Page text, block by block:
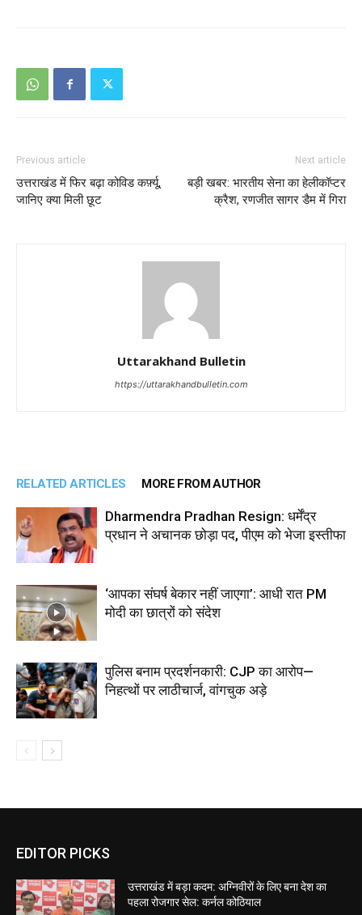
Previous article
उत्तराखंड में फिर बढ़ा कोविड कर्फ़्यू,
जानिए क्या मिली छूट
Next article
बड़ी खबर: भारतीय सेना का हेलीकॉप्टर
क्रैश, रणजीत सागर डैम में गिरा
Uttarakhand Bulletin
https://uttarakhandbulletin.com
RELATED ARTICLES MORE FROM AUTHOR
Dharmendra Pradhan Resign: धर्मेंद्र
प्रधान ने अचानक छोड़ा पद, पीएम को भेजा इस्तीफा
‘आपका संघर्ष बेकार नहीं जाएगा’: आधी रात PM
मोदी का छात्रों को संदेश
पुलिस बनाम प्रदर्शनकारी: CJP का आरोप—
निहत्थों पर लाठीचार्ज, वांगचुक अड़े
EDITOR PICKS
उत्तराखंड में बड़ा कदम: अग्निवीरों के लिए बना देश का
पहला रोजगार सेल: कर्नल कोठियाल